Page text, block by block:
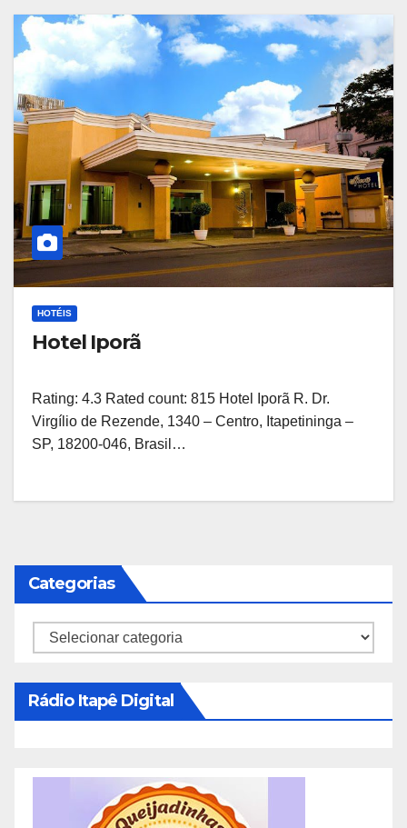
HOTÉIS
Hotel Iporã
Rating: 4.3 Rated count: 815 Hotel Iporã R. Dr.
Virgílio de Rezende, 1340 – Centro, Itapetininga –
SP, 18200-046, Brasil…
Categorias
Categorias
Rádio Itapê Digital